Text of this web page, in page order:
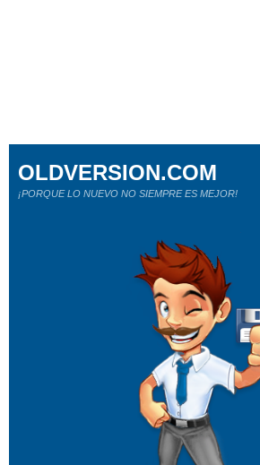
OLDVERSION.COM
¡PORQUE LO NUEVO NO SIEMPRE ES MEJOR!